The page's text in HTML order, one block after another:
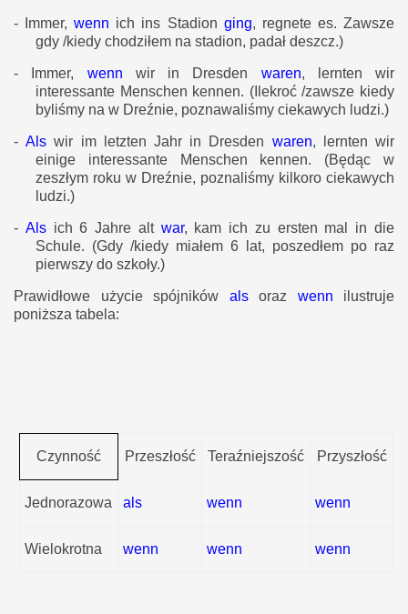
- Immer,wenn ich ins Stadion ging, regnete es.Zawsze
gdy /kiedy chodziłem na stadion, padał deszcz.)
- Immer, wenn wir in Dresden waren, lernten wir
interessante Menschen kennen. (Ilekroć /zawsze kiedy
byliśmy na w Dreźnie, poznawaliśmy ciekawych ludzi.)
- Alswir im letzten Jahr in Dresden waren, lernten wir
einige interessante Menschen kennen. (Będąc w
zeszłym roku w Dreźnie, poznaliśmy kilkoro ciekawych
ludzi.)
- Als ich 6 Jahre alt war, kam ich zu ersten mal in die
Schule. (Gdy /kiedy miałem 6 lat, poszedłem po raz
pierwszy do szkoły.)
Prawidłowe użycie spójników als oraz wenn ilustruje
poniższa tabela:
Czynność Przeszłość Teraźniejszość Przyszłość
Jednorazowa als wenn wenn
Wielokrotna wenn wenn wenn